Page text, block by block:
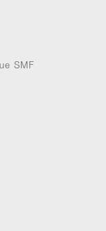
SMF